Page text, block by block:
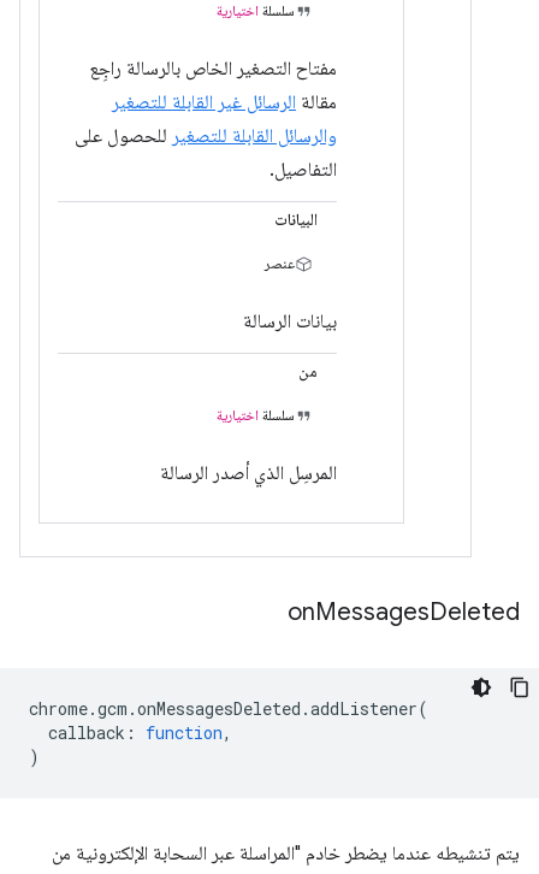
سلسلة اختيارية
مفتاح التصغير الخاص بالرسالة راجِع
مقالة الرسائل غير القابلة للتصغير
والرسائل القابلة للتصغير للحصول على
التفاصيل.
البيانات
عنصر
بيانات الرسالة
من
سلسلة اختيارية
المرسِل الذي أصدر الرسالة
onMessagesDeleted
chrome.gcm .onMessagesDeleted .addListener(
callback : function,
)
يتم تنشيطه عندما يضطر خادم "المراسلة عبر السحابة الإلكترونية من